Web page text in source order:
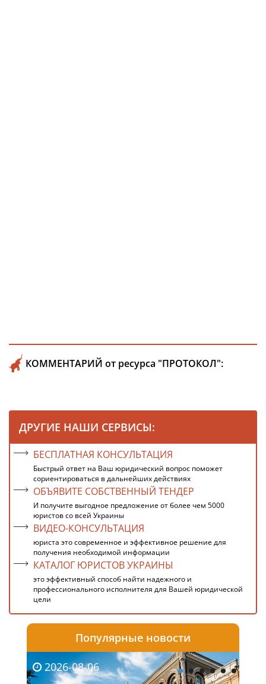
КОММЕНТАРИЙ от ресурса "ПРОТОКОЛ":
ДРУГИЕ НАШИ СЕРВИСЫ:
БЕСПЛАТНАЯ КОНСУЛЬТАЦИЯ
Быстрый ответ на Ваш юридический вопрос поможет
сориентироваться в дальнейших действиях
ОБЪЯВИТЕ СОБСТВЕННЫЙ ТЕНДЕР
И получите выгодное предложение от более чем 5000
юристов со всей Украины
ВИДЕО-КОНСУЛЬТАЦИЯ
юриста это современное и эффективное решение для
получения необходимой информации
КАТАЛОГ ЮРИСТОВ УКРАИНЫ
это эффективный способ найти надежного и
профессионального исполнителя для Вашей юридической
цели
Популярные новости
2026-08-06